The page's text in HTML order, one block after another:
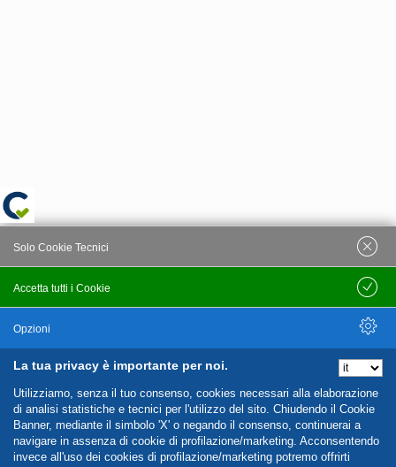
La tua privacy è importante per noi.
Utilizziamo, senza il tuo consenso, cookies necessari alla elaborazione
di analisi statistiche e tecnici per l'utilizzo del sito. Chiudendo il Cookie
Banner, mediante il simbolo 'X' o negando il consenso, continuerai a
navigare in assenza di cookie di profilazione/marketing. Acconsentendo
invece all'uso dei cookies di profilazione/marketing potremo offrirti
Accetta tutti i Cookie
Solo Cookie Tecnici
Salva
Opzioni
Nascondi Opzioni